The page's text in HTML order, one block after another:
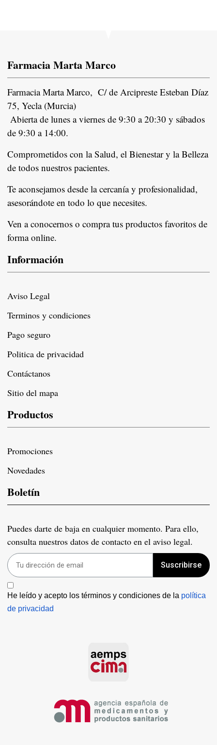
Farmacia Marta Marco
Farmacia Marta Marco, C/ de Arcipreste Esteban Díaz
75, Yecla (Murcia)
Abierta de lunes a viernes de 9:30 a 20:30 y sábados
de 9:30 a 14:00.
Comprometidos con la Salud, el Bienestar y la Belleza
de todos nuestros pacientes.
Te aconsejamos desde la cercanía y profesionalidad,
asesorándote en todo lo que necesites.
Ven a conocernos o compra tus productos favoritos de
forma online.
Información
Aviso Legal
Terminos y condiciones
Pago seguro
Politica de privacidad
Contáctanos
Sitio del mapa
Productos
Promociones
Novedades
Boletín
Puedes darte de baja en cualquier momento. Para ello,
consulta nuestros datos de contacto en el aviso legal.
Suscribirse
He leído y acepto los términos y condiciones de la política
de privacidad